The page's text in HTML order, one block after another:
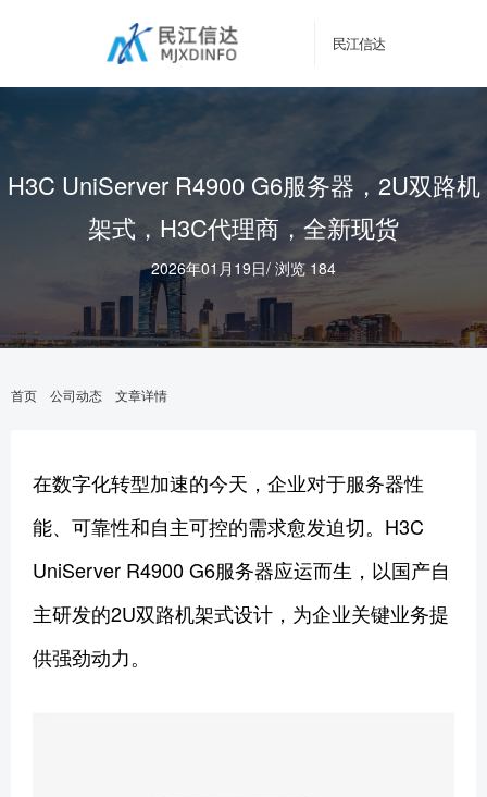
民江信达
H3C UniServer R4900 G6服务器，2U双路机
架式，H3C代理商，全新现货
2026年01月19日/ 浏览 184
首页 公司动态 文章详情
在数字化转型加速的今天，企业对于服务器性
能、可靠性和自主可控的需求愈发迫切。H3C
UniServer R4900 G6服务器应运而生，以国产自
主研发的2U双路机架式设计，为企业关键业务提
供强劲动力。